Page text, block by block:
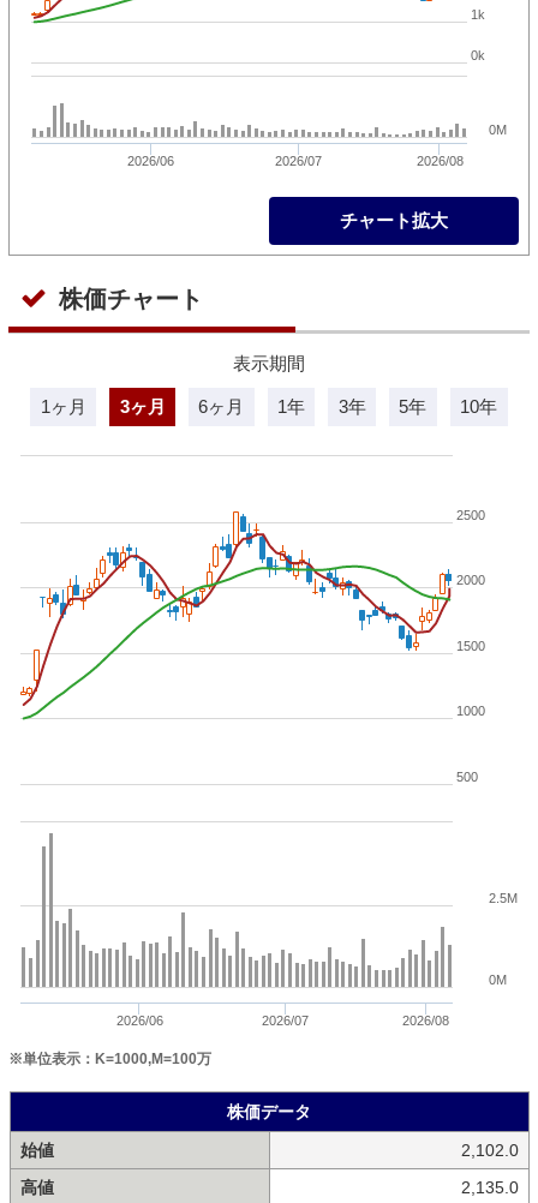
2026/06 2026/07 2026/08
0k
1k
0M
チャート拡大
株価チャート
表示期間
1ヶ月 3ヶ月 6ヶ月 1年 3年 5年 10年
2026/06 2026/07 2026/08
500
1000
1500
2000
2500
0M
2.5M
※単位表示：K=1000,M=100万
株価データ
始値
2,102.0
高値
2,135.0